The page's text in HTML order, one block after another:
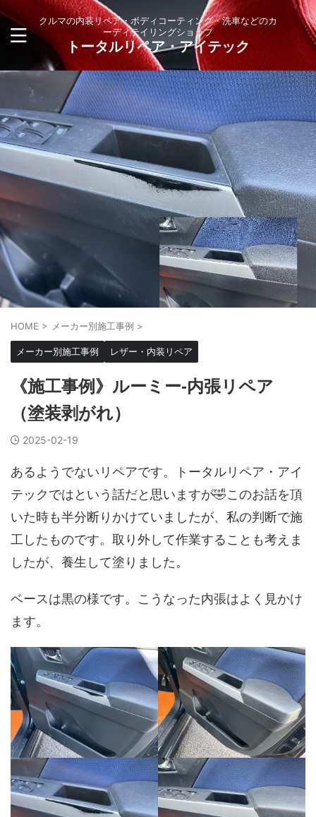
クルマの内装リペア・ボディコーティング・洗車などのカ
ーディテイリングショップ
トータルリペア・アイテック
HOME > メーカー別施工事例 >
メーカー別施工事例 レザー・内装リペア
《施工事例》ルーミー-内張リペア
（塗装剥がれ）
2025-02-19
あるようでないリペアです。トータルリペア・アイ
テックではという話だと思いますが🤣このお話を頂
いた時も半分断りかけていましたが、私の判断で施
工したものです。取り外して作業することも考えま
したが、養生して塗りました。
ベースは黒の様です。こうなった内張はよく見かけ
ます。